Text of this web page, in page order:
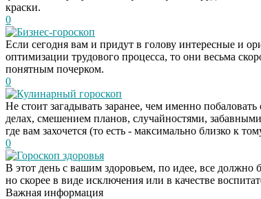
краски.
0
Бизнес-гороскоп
Если сегодня вам и придут в голову интересные и
оптимизации трудового процесса, то они весьма
понятным почерком.
0
Кулинарный гороскоп
Не стоит загадывать заранее, чем именно
делах, смешением планов, случайностями,
где вам захочется (то есть - максимально близко к
0
Гороскоп здоровья
В этот день с вашим здоровьем, по идее, все должно
но скорее в виде исключения или в качестве
Важная информация